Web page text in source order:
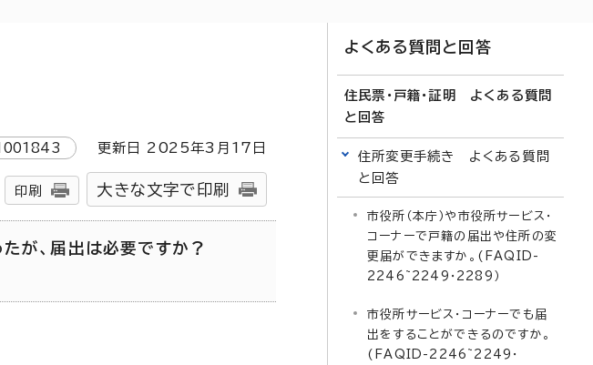
更新日 2025年3月 17 日
印刷 大きな文字で印刷
たが、届出は必要ですか？
よくある質問と回答
住民票・戸籍・証明 よくある質問
と回答
住所変更手続き よくある質問
と回答
市役所（本庁）や市役所サービス・
コーナーで戸籍の届出や住所の変
更届ができますか。(FAQID-
2246~2249・2289）
市役所サービス・コーナーでも届
出をすることができるのですか。
(FAQID-2246~2249・